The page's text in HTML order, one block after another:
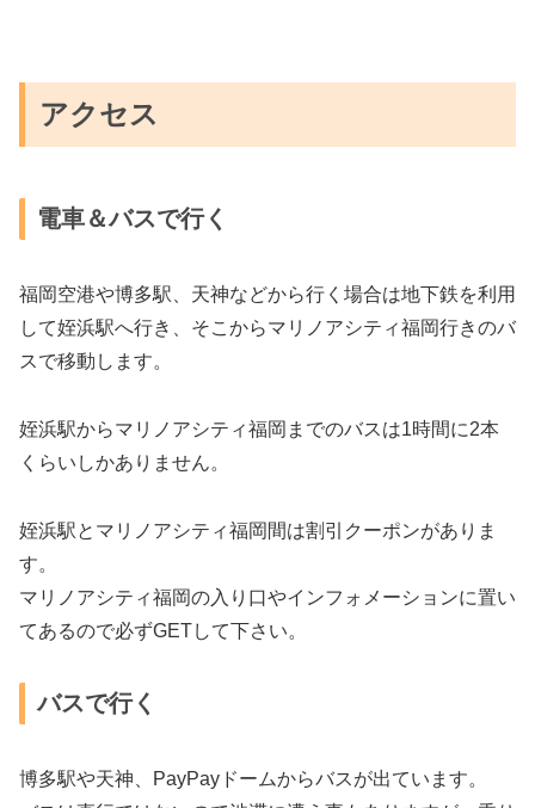
アクセス
電車＆バスで行く
福岡空港や博多駅、天神などから行く場合は地下鉄を利用
して姪浜駅へ行き、そこからマリノアシティ福岡行きのバ
スで移動します。
姪浜駅からマリノアシティ福岡までのバスは1時間に2本
くらいしかありません。
姪浜駅とマリノアシティ福岡間は割引クーポンがありま
す。
マリノアシティ福岡の入り口やインフォメーションに置い
てあるので必ずGETして下さい。
バスで行く
博多駅や天神、PayPayドームからバスが出ています。